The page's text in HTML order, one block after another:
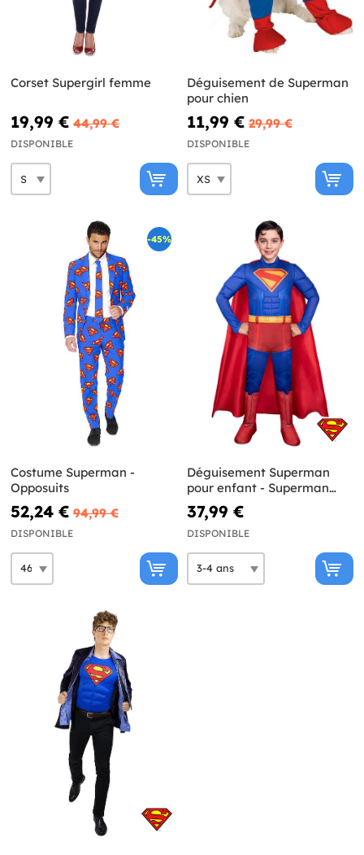
Corset Supergirl femme
19,99 € 44,99 €
DISPONIBLE
Déguisement de Superman
pour chien
11,99 € 29,99 €
DISPONIBLE
-45%
Costume Superman -
Opposuits
52,24 € 94,99 €
DISPONIBLE
Déguisement Superman
pour enfant - Superman
Legacy
37,99 €
DISPONIBLE